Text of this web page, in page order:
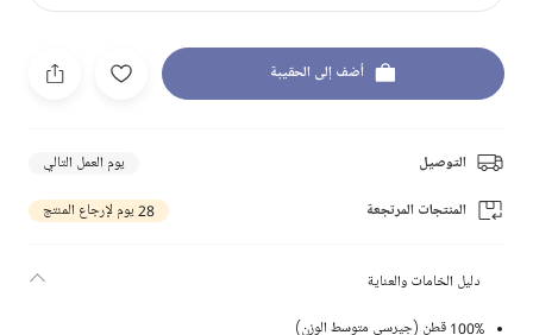
أضف إلى الحقيبة
التوصيل يوم العمل التالي
المنتجات المرتجعة 28 يوم لإرجاع المنتج
دليل الخامات والعناية
100% قطن (جيرسي متوسط الوزن)